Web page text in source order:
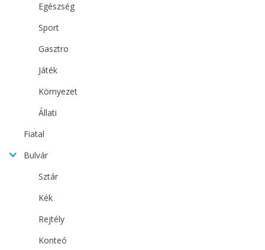
Egészség
Sport
Gasztro
Játék
Környezet
Állati
Fiatal
Bulvár
Sztár
Kék
Rejtély
Konteó